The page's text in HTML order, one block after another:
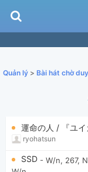
Tìm theo hợp
Quản lý > Bài hát chờ
運命の人 / 『ユイ
ryohatsun
SSD - W/n, 267,